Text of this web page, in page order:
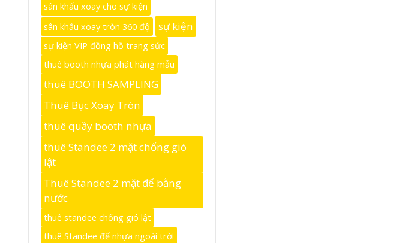
sân khấu xoay cho sự kiện
sân khấu xoay tròn 360 độ
sự kiện
sự kiện VIP đồng hồ trang sức
thuê booth nhựa phát hàng mẫu
thuê BOOTH SAMPLING
Thuê Bục Xoay Tròn
thuê quầy booth nhựa
thuê Standee 2 mặt chống gió
lật
Thuê Standee 2 mặt đế bằng
nước
thuê standee chống gió lật
thuê Standee đế nhựa ngoài trời